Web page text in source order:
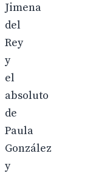
Jimena
del
Rey
y
el
absoluto
de
Paula
González
y